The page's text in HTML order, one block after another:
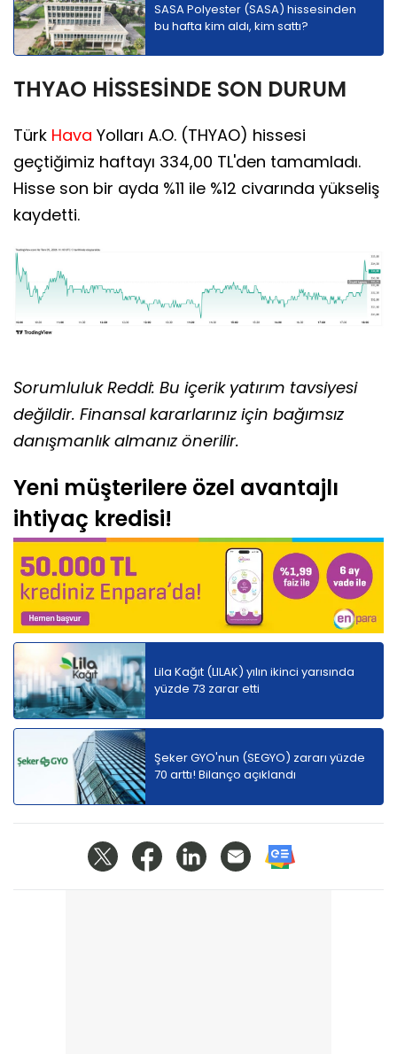
SASA Polyester (SASA) hissesinden
bu hafta kim aldı, kim sattı?
THYAO HİSSESİNDE SON DURUM
Türk Hava Yolları A.O. (THYAO) hissesi
geçtiğimiz haftayı 334,00 TL'den tamamladı.
Hisse son bir ayda %11 ile %12 civarında yükseliş
kaydetti.
Sorumluluk Reddi: Bu içerik yatırım tavsiyesi
değildir. Finansal kararlarınız için bağımsız
danışmanlık almanız önerilir.
Yeni müşterilere özel avantajlı
ihtiyaç kredisi!
Lila Kağıt (LILAK) yılın ikinci yarısında
yüzde 73 zarar etti
Şeker GYO'nun (SEGYO) zararı yüzde
70 arttı! Bilanço açıklandı